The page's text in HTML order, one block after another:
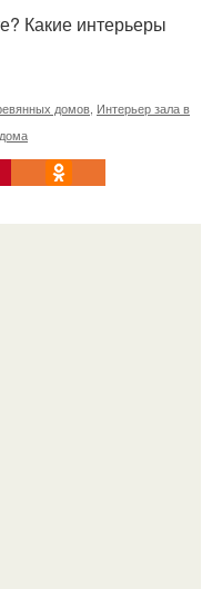
Какие интерьеры
домов Интерьер зала в